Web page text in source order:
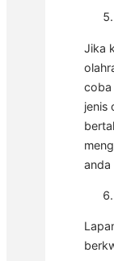
Jika
coba
jenis
anda